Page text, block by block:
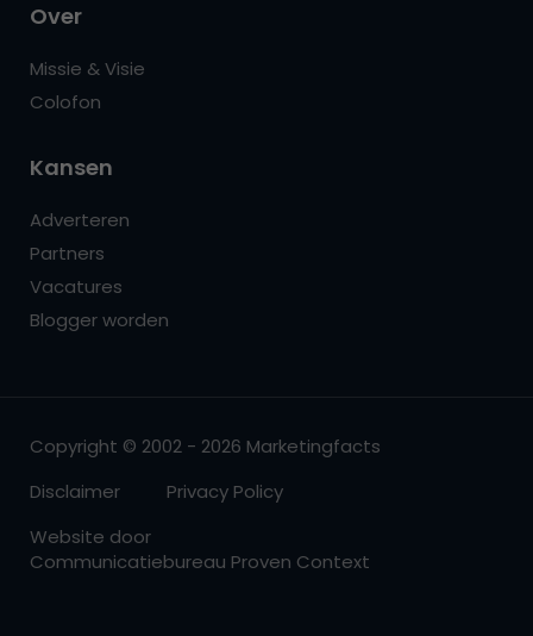
Over
Missie & Visie
Colofon
Kansen
Adverteren
Partners
Vacatures
Blogger worden
Copyright © 2002 - 2026 Marketingfacts
Disclaimer
Privacy Policy
Website door
Communicatiebureau Proven Context